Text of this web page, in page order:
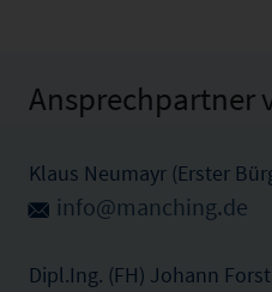
Ansprechpartner
Klaus Neumayr (Erster
info@manching.de
Dipl.Ing. (FH) Johann